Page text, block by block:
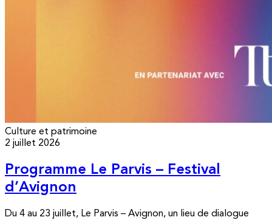
Culture et patrimoine
2 juillet 2026
Programme Le Parvis – Festival
d’Avignon
Du 4 au 23 juillet, Le Parvis – Avignon, un lieu de dialogue